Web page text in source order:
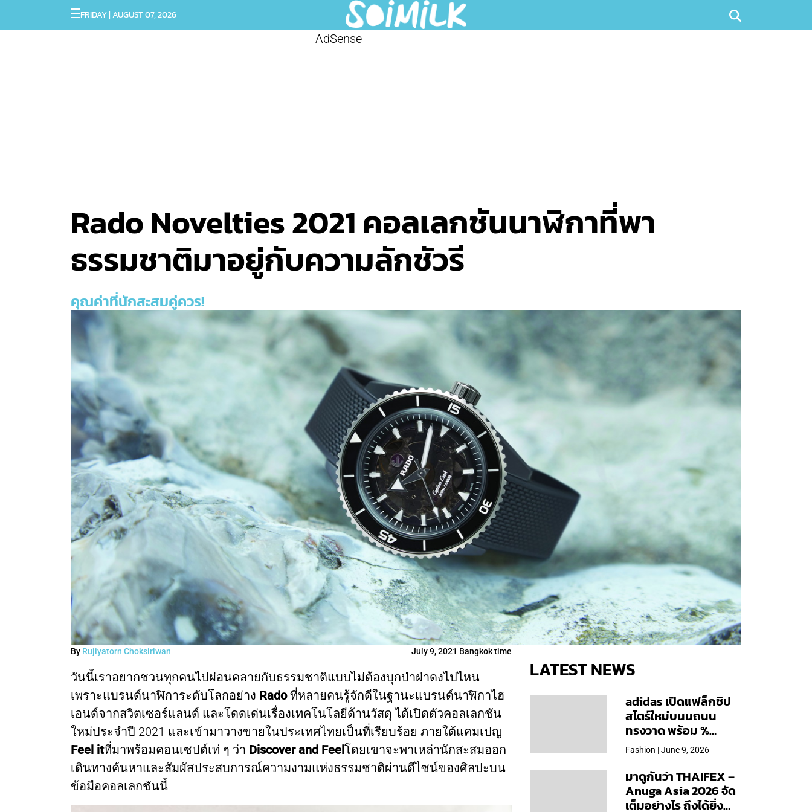
FRIDAY | AUGUST 07, 2026
AdSense
Rado Novelties 2021 คอลเลกชันนาฬิกาที่พา
ธรรมชาติมาอยู่กับความลักชัวรี
คุณค่าที่นักสะสมคู่ควร!
By Rujiyatorn Choksiriwan July 9, 2021 Bangkok time
วันนี้เราอยากชวนทุกคนไปผ่อนคลายกับธรรมชาติแบบไม่ต้องบุกป่าฝ่าดงไปไหน
เพราะแบรนด์นาฬิการะดับโลกอย่าง Radoที่หลายคนรู้จักดีในฐานะแบรนด์นาฬิกาไฮ
เอนด์จากสวิตเซอร์แลนด์ และโดดเด่นเรื่องเทคโนโลยีด้านวัสดุ ได้เปิดตัวคอลเลกชัน
ใหม่ประจำปี 2021 และเข้ามาวางขายในประเทศไทยเป็นที่เรียบร้อย ภายใต้แคมเปญ
Feel itที่มาพร้อมคอนเซปต์เท่ ๆ ว่า Discover and Feelโดยเขาจะพาเหล่านักสะสมออก
เดินทางค้นหาและสัมผัสประสบการณ์ความงามแห่งธรรมชาติผ่านดีไซน์ของศิลปะบน
ข้อมือคอลเลกชันนี้
LATEST NEWS
adidas เปิดแฟล็กชิป
สโตร์ใหม่บนนถนน
ทรงวาด พร้อม %
Arabica และคอลเลก
ชันพิเศษเฉพาะสาขา
Fashion | June 9, 2026
มาดูกันว่า THAIFEX –
Anuga Asia 2026 จัด
เต็มอย่างไร ถึงได้ยิ่ง